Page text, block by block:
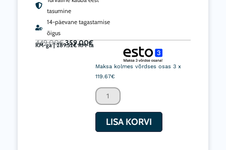
tasumine
14-päevane tagastamise
õigus
449.00€Algne
hind
oli:
449.00€.
359.00€Current
price
is:359.00€.
KM-ga |289.52€KM-ta
Maksa kolmes võrdses osas 3 x
119.67€
gaasisoojendi
15kW
kuni
18m²
kogusLISA KORVI